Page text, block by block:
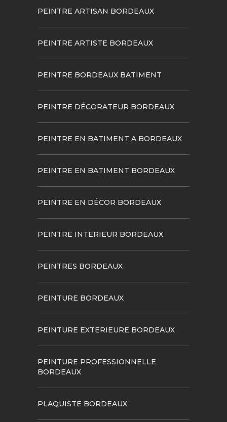
PEINTRE ARTISAN BORDEAUX
PEINTRE ARTISTE BORDEAUX
PEINTRE BORDEAUX BATIMENT
PEINTRE DÉCORATEUR BORDEAUX
PEINTRE EN BATIMENT A BORDEAUX
PEINTRE EN BATIMENT BORDEAUX
PEINTRE EN DÉCOR BORDEAUX
PEINTRE INTERIEUR BORDEAUX
PEINTRES BORDEAUX
PEINTURE BORDEAUX
PEINTURE EXTERIEURE BORDEAUX
PEINTURE PROFESSIONNELLE
BORDEAUX
PLAQUISTE BORDEAUX